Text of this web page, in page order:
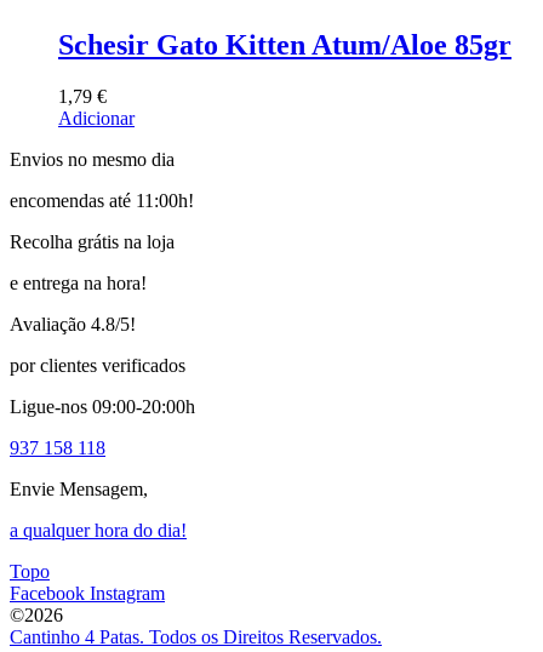
Schesir Gato Kitten Atum/Aloe 85gr
1,79 €
Adicionar
Envios no mesmo dia
encomendas até 11:00h!
Recolha grátis na loja
e entrega na hora!
Avaliação 4.8/5!
por clientes verificados
Ligue-nos 09:00-20:00h
937 158 118
Envie Mensagem,
a qualquer hora do dia!
Topo
Facebook Instagram
©2026
Cantinho 4 Patas. Todos os Direitos Reservados.